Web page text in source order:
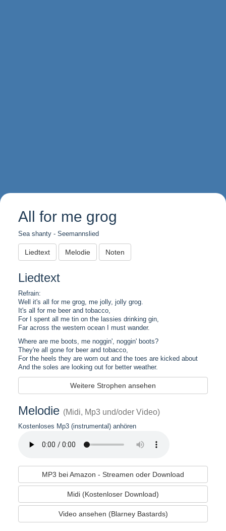
All for me grog
Sea shanty - Seemannslied
Liedtext Melodie Noten
Liedtext
Refrain:
Well it's all for me grog, me jolly, jolly grog.
It's all for me beer and tobacco,
For I spent all me tin on the lassies drinking gin,
Far across the western ocean I must wander.
Where are me boots, me noggin', noggin' boots?
They're all gone for beer and tobacco,
For the heels they are worn out and the toes are kicked about
And the soles are looking out for better weather.
Weitere Strophen ansehen
Melodie (Midi, Mp3 und/oder Video)
Kostenloses Mp3 (instrumental) anhören
MP3 bei Amazon - Streamen oder Download
Midi (Kostenloser Download)
Video ansehen (Blarney Bastards)